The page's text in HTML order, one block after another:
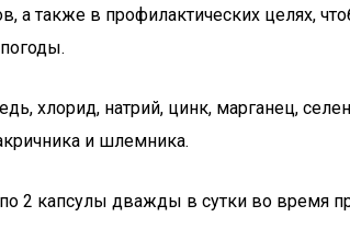
а также в профилактических целях,
хлорид, натрий, цинк, марганец,
и шлемника.
2 капсулы дважды в сутки во время